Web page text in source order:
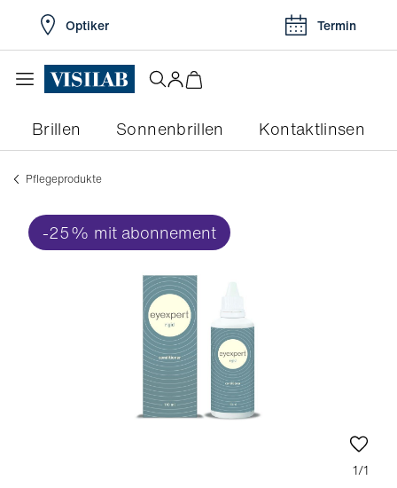
Optiker Termin
Brillen Sonnenbrillen Kontaktlinsen
Pflegeprodukte
-25% mit abonnement
1/1